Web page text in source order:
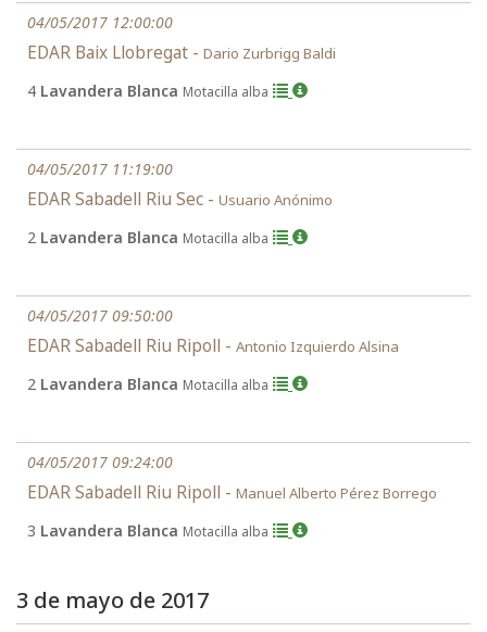
04/05/2017 12:00:00
EDAR Baix Llobregat - Dario Zurbrigg Baldi
4 Lavandera Blanca Motacilla alba
04/05/2017 11:19:00
EDAR Sabadell Riu Sec - Usuario Anónimo
2 Lavandera Blanca Motacilla alba
04/05/2017 09:50:00
EDAR Sabadell Riu Ripoll - Antonio Izquierdo Alsina
2 Lavandera Blanca Motacilla alba
04/05/2017 09:24:00
EDAR Sabadell Riu Ripoll - Manuel Alberto Pérez Borrego
3 Lavandera Blanca Motacilla alba
3 de mayo de 2017